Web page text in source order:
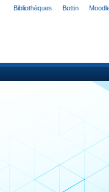
Bibliothèques Bottin